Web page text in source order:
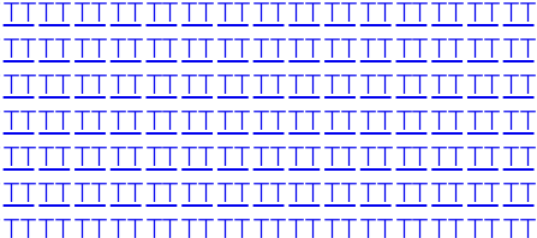
TTTTTTTTTTTTTTTTTTTTTTTTTTTTTT
TTTTTTTTTTTTTTTTTTTTTTTTTTTTTT
TTTTTTTTTTTTTTTTTTTTTTTTTTTTTT
TTTTTTTTTTTTTTTTTTTTTTTTTTTTTT
TTTTTTTTTTTTTTTTTTTTTTTTTTTTTT
TTTTTTTTTTTTTTTTTTTTTTTTTTTTTT
TTTTTTTTTTTTTTTTTTTTTTTTTTTTTT